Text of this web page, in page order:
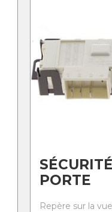
PORTE
Repère sur la